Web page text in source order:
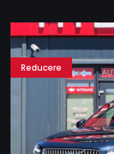
Reducere